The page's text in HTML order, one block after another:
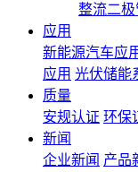
整流二极
应用
新能源汽车应
应用 光伏储能
质量
安规认证 环保
新闻
企业新闻 产品